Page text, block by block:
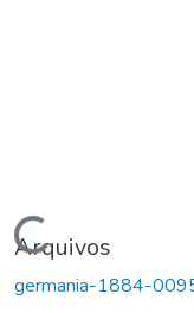
Carregando...
Arquivos
germania-1884-